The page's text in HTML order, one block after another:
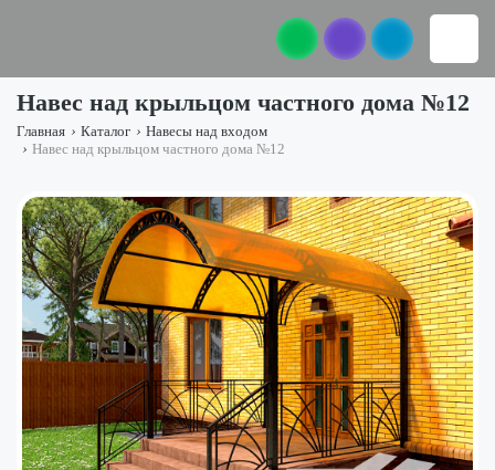
Навес над крыльцом частного дома №12
Главная › Каталог › Навесы над входом
› Навес над крыльцом частного дома №12